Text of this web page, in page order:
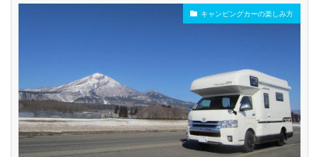
駅配車あり 多言語対応 年末年始営業
配車サービスあり
マイカー預かりあ
り
カード支払い可
キャンピングカーの楽しみ方